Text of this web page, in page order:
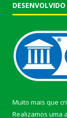
Muito mais que
Realizamos uma